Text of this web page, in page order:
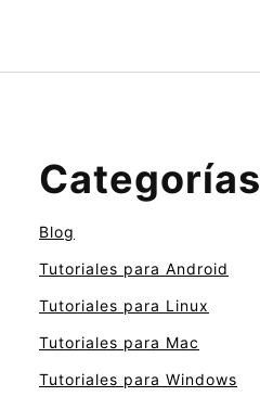
Categorías
Blog
Tutoriales para Android
Tutoriales para Linux
Tutoriales para Mac
Tutoriales para Windows